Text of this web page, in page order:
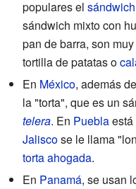
populares el
sándwich mixto con
pan de barra, son
tortilla de patatas o
En México, además
la "torta", que es un
telera. En Puebla
Jaliscose le llama
torta ahogada.
En Panamá, se usan